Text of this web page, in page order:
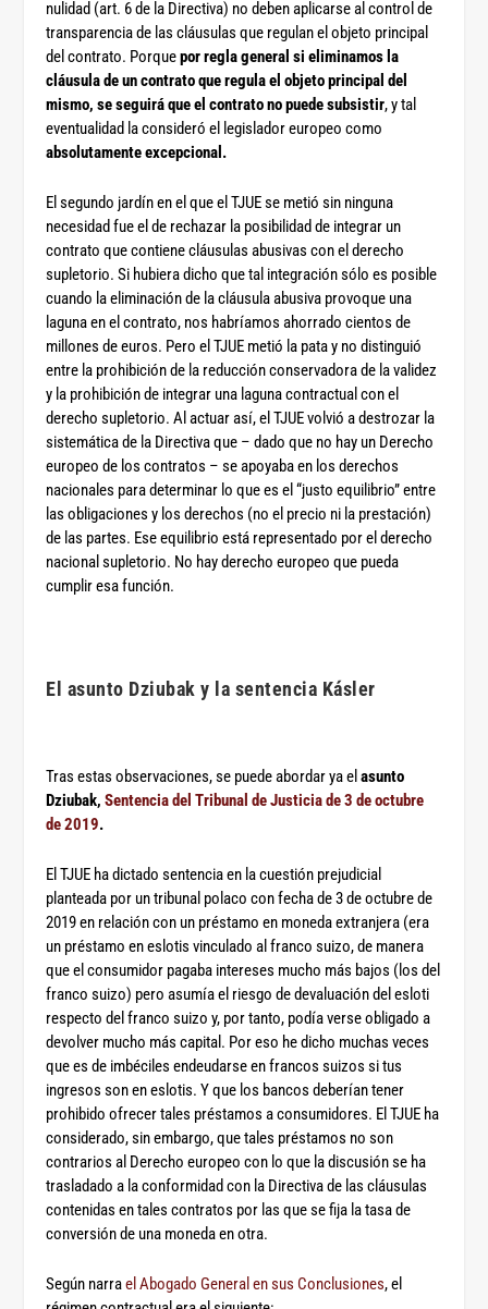
nulidad (art. 6 de la Directiva) no deben aplicarse al control de
transparencia de las cláusulas que regulan el objeto principal
del contrato. Porquepor regla general si eliminamos la
cláusula de un contrato que regula el objeto principal del
mismo, se seguirá que el contrato no puede subsistir, y tal
absolutamente excepcional.
El segundo jardín en el que el TJUE se metió sin ninguna
necesidad fue el de rechazar la posibilidad de integrar un
contrato que contiene cláusulas abusivas con el derecho
supletorio. Si hubiera dicho que tal integración sólo es posible
cuando la eliminación de la cláusula abusiva provoque una
laguna en el contrato, nos habríamos ahorrado cientos de
millones de euros. Pero el TJUE metió la pata y no distinguió
entre la prohibición de la reducción conservadora de la validez
y la prohibición de integrar una laguna contractual con el
derecho supletorio. Al actuar así, el TJUE volvió a destrozar la
sistemática de la Directiva que – dado que no hay un Derecho
europeo de los contratos – se apoyaba en los derechos
nacionales para determinar lo que es el “justo equilibrio” entre
las obligaciones y los derechos (no el precio ni la prestación)
de las partes. Ese equilibrio está representado por el derecho
nacional supletorio. No hay derecho europeo que pueda
cumplir esa función.
El asunto Dziubak y la sentencia Kásler
Tras estas observaciones, se puede abordar ya elasunto
Dziubak,Sentencia del Tribunal de Justicia de 3 de octubre
de 2019.
El TJUE ha dictado sentencia en la cuestión prejudicial
planteada por un tribunal polaco con fecha de 3 de octubre de
2019 en relación con un préstamo en moneda extranjera (era
un préstamo en eslotis vinculado al franco suizo, de manera
que el consumidor pagaba intereses mucho más bajos (los del
franco suizo) pero asumía el riesgo de devaluación del esloti
respecto del franco suizo y, por tanto, podía verse obligado a
devolver mucho más capital. Por eso he dicho muchas veces
que es de imbéciles endeudarse en francos suizos si tus
ingresos son en eslotis. Y que los bancos deberían tener
prohibido ofrecer tales préstamos a consumidores. El TJUE ha
considerado, sin embargo, que tales préstamos no son
contrarios al Derecho europeo con lo que la discusión se ha
trasladado a la conformidad con la Directiva de las cláusulas
contenidas en tales contratos por las que se fija la tasa de
conversión de una moneda en otra.
Según narrael Abogado General en sus Conclusiones, el